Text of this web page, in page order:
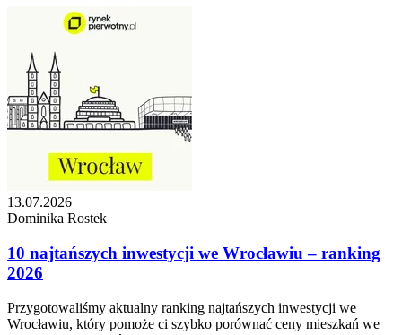
13.07.2026
Dominika Rostek
10 najtańszych inwestycji we Wrocławiu – ranking
2026
Przygotowaliśmy aktualny ranking najtańszych inwestycji we
Wrocławiu, który pomoże ci szybko porównać ceny mieszkań we